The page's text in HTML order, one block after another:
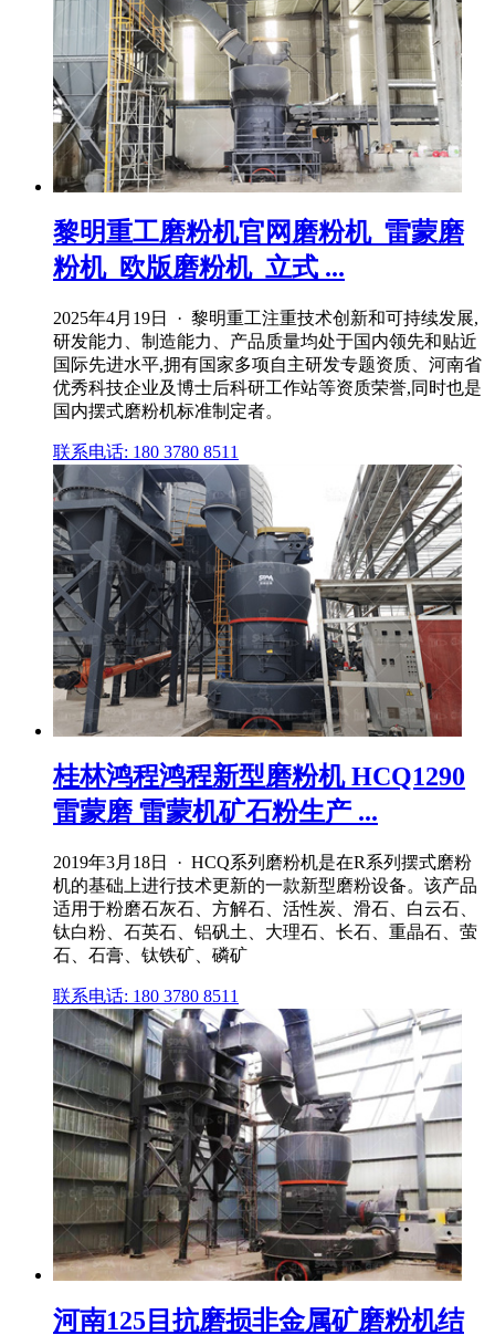
黎明重工磨粉机官网磨粉机_雷蒙磨
粉机_欧版磨粉机_立式 ...
2025年4月19日 · 黎明重工注重技术创新和可持续发展,
研发能力、制造能力、产品质量均处于国内领先和贴近
国际先进水平,拥有国家多项自主研发专题资质、河南省
优秀科技企业及博士后科研工作站等资质荣誉,同时也是
国内摆式磨粉机标准制定者。
联系电话: 180 3780 8511
桂林鸿程鸿程新型磨粉机 HCQ1290
雷蒙磨 雷蒙机矿石粉生产 ...
2019年3月18日 · HCQ系列磨粉机是在R系列摆式磨粉
机的基础上进行技术更新的一款新型磨粉设备。该产品
适用于粉磨石灰石、方解石、活性炭、滑石、白云石、
钛白粉、石英石、铝矾土、大理石、长石、重晶石、萤
石、石膏、钛铁矿、磷矿
联系电话: 180 3780 8511
河南125目抗磨损非金属矿磨粉机结